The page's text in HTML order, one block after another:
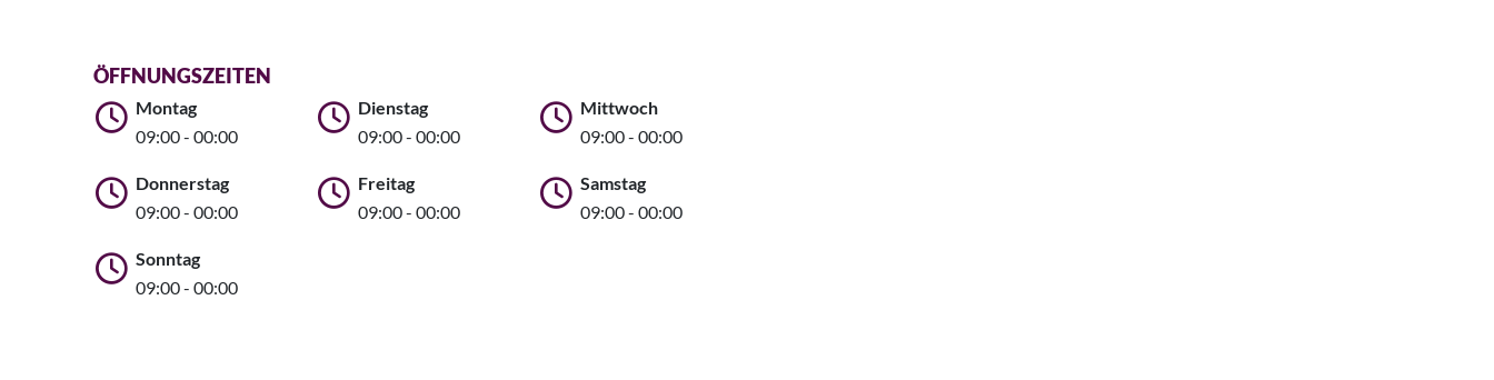
ÖFFNUNGSZEITEN
Montag
09:00 - 00:00
Dienstag
09:00 - 00:00
Mittwoch
09:00 - 00:00
Donnerstag
09:00 - 00:00
Freitag
09:00 - 00:00
Samstag
09:00 - 00:00
Sonntag
09:00 - 00:00